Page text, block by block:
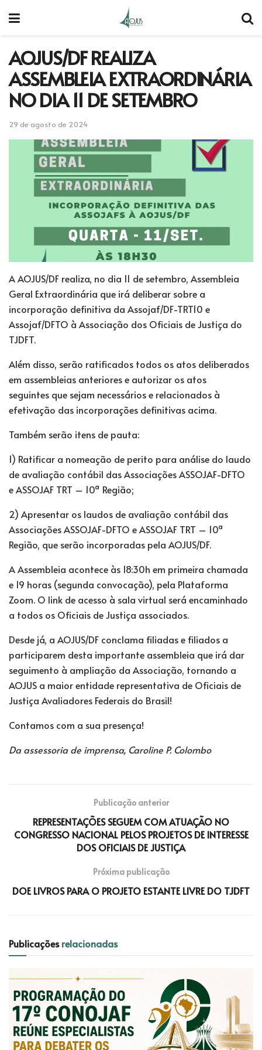
AOJUS/DF REALIZA
ASSEMBLEIA EXTRAORDINÁRIA
NO DIA 11 DE SETEMBRO
29 de agosto de 2024
A AOJUS/DF realiza, no dia 11 de setembro, Assembleia
Geral Extraordinária que irá deliberar sobre a
incorporação definitiva da Assojaf/DF-TRT10 e
Assojaf/DFTO à Associação dos Oficiais de Justiça do
TJDFT.
Além disso, serão ratificados todos os atos deliberados
em assembleias anteriores e autorizar os atos
seguintes que sejam necessários e relacionados à
efetivação das incorporações definitivas acima.
Também serão itens de pauta:
1) Ratificar a nomeação de perito para análise do laudo
de avaliação contábil das Associações ASSOJAF-DFTO
e ASSOJAF TRT – 10ª Região;
2) Apresentar os laudos de avaliação contábil das
Associações ASSOJAF-DFTO e ASSOJAF TRT – 10ª
Região, que serão incorporadas pela AOJUS/DF.
A Assembleia acontece às 18:30h em primeira chamada
e 19 horas (segunda convocação), pela Plataforma
Zoom. O link de acesso à sala virtual será encaminhado
a todos os Oficiais de Justiça associados.
Desde já, a AOJUS/DF conclama filiadas e filiados a
participarem desta importante assembleia que irá dar
seguimento à ampliação da Associação, tornando a
AOJUS a maior entidade representativa de Oficiais de
Justiça Avaliadores Federais do Brasil!
Contamos com a sua presença!
Da assessoria de imprensa, Caroline P. Colombo
Publicação anterior
REPRESENTAÇÕES SEGUEM COM ATUAÇÃO NO
CONGRESSO NACIONAL PELOS PROJETOS DE INTERESSE
DOS OFICIAIS DE JUSTIÇA
Próxima publicação
DOE LIVROS PARA O PROJETO ESTANTE LIVRE DO TJDFT
Publicaçõesrelacionadas